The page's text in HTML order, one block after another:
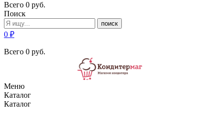
Всего 0 руб.
Поиск
поиск
0 ₽
Всего 0 руб.
Меню
Каталог
Каталог